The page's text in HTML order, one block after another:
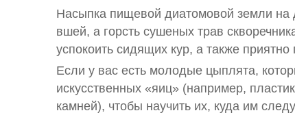
Насыпка пищевой диатомовой земли на
вшей, а горсть сушеных трав
успокоить сидящих кур, а также приятно
Если у вас есть молодые цыплята,
искусственных «яиц» (например,
камней), чтобы научить их, куда им